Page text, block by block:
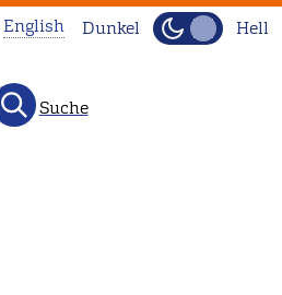
This
page
English Dunkel Hell
Suche